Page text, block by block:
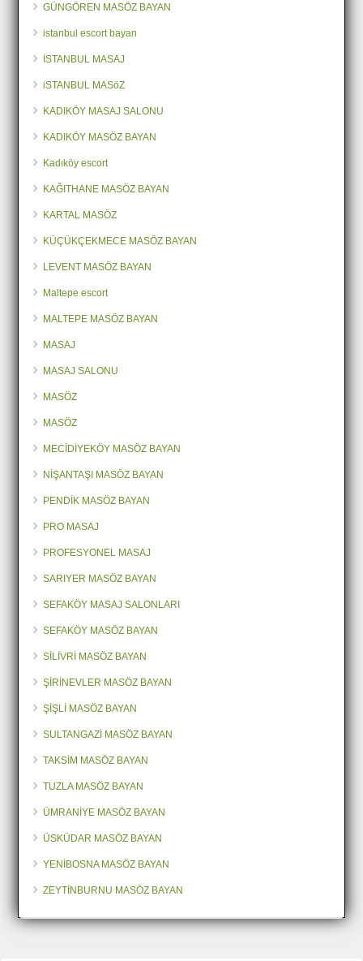
GÜNGÖREN MASÖZ BAYAN
istanbul escort bayan
İSTANBUL MASAJ
iSTANBUL MASöZ
KADIKÖY MASAJ SALONU
KADIKÖY MASÖZ BAYAN
Kadıköy escort
KAĞITHANE MASÖZ BAYAN
KARTAL MASÖZ
KÜÇÜKÇEKMECE MASÖZ BAYAN
LEVENT MASÖZ BAYAN
Maltepe escort
MALTEPE MASÖZ BAYAN
MASAJ
MASAJ SALONU
MASÖZ
MASÖZ
MECİDİYEKÖY MASÖZ BAYAN
NİŞANTAŞI MASÖZ BAYAN
PENDİK MASÖZ BAYAN
PRO MASAJ
PROFESYONEL MASAJ
SARIYER MASÖZ BAYAN
SEFAKÖY MASAJ SALONLARI
SEFAKÖY MASÖZ BAYAN
SİLİVRİ MASÖZ BAYAN
ŞİRİNEVLER MASÖZ BAYAN
ŞİŞLİ MASÖZ BAYAN
SULTANGAZİ MASÖZ BAYAN
TAKSİM MASÖZ BAYAN
TUZLA MASÖZ BAYAN
ÜMRANİYE MASÖZ BAYAN
ÜSKÜDAR MASÖZ BAYAN
YENİBOSNA MASÖZ BAYAN
ZEYTİNBURNU MASÖZ BAYAN